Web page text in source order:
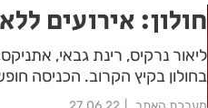
חולון: אירועים
ליאור נרקיס, רינת גבאי,
בחולון בקיץ הקרוב. הכניסה